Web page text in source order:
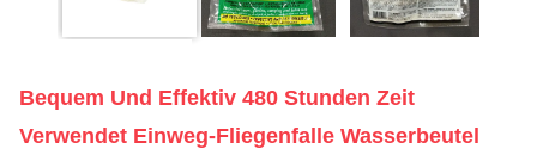
Bequem Und Effektiv 480 Stunden Zeit
Verwendet Einweg-Fliegenfalle Wasserbeutel